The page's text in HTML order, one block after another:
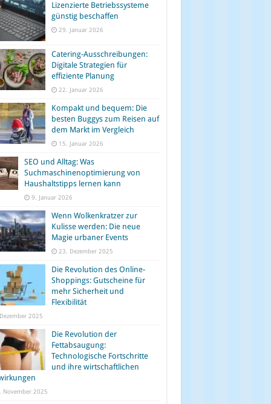
Lizenzierte Betriebssysteme
günstig beschaffen
29. Januar 2026
Catering-Ausschreibungen:
Digitale Strategien für
effiziente Planung
22. Januar 2026
Kompakt und bequem: Die
besten Buggys zum Reisen auf
dem Markt im Vergleich
15. Januar 2026
SEO und Alltag: Was
Suchmaschinenoptimierung von
Haushaltstipps lernen kann
9. Januar 2026
Wenn Wolkenkratzer zur
Kulisse werden: Die neue
Magie urbaner Events
23. Dezember 2025
Die Revolution des Online-
Shoppings: Gutscheine für
mehr Sicherheit und
Flexibilität
2025
Die Revolution der
Fettabsaugung:
Technologische Fortschritte
und ihre wirtschaftlichen
November 2025